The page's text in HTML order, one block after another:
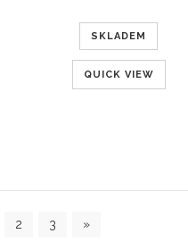
SKLADEM
QUICK VIEW
2 3 »